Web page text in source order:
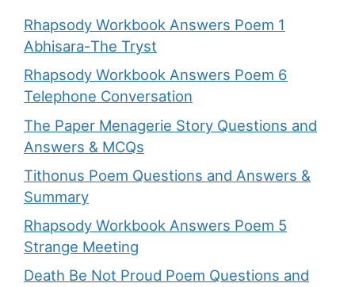
Rhapsody Workbook Answers Poem 1
Abhisara-The Tryst
Rhapsody Workbook Answers Poem 6
Telephone Conversation
The Paper Menagerie Story Questions and
Answers & MCQs
Tithonus Poem Questions and Answers &
Summary
Rhapsody Workbook Answers Poem 5
Strange Meeting
Death Be Not Proud Poem Questions and